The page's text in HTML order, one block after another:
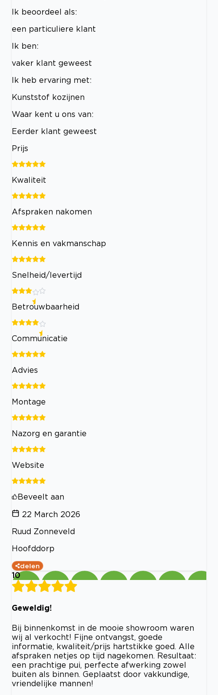
Ik beoordeel als:
een particuliere klant
Ik ben:
vaker klant geweest
Ik heb ervaring met:
Kunststof kozijnen
Waar kent u ons van:
Eerder klant geweest
Prijs
Kwaliteit
Afspraken nakomen
Kennis en vakmanschap
Snelheid/levertijd
Betrouwbaarheid
Communicatie
Advies
Montage
Nazorg en garantie
Website
Beveelt aan
22 March 2026
Ruud Zonneveld
Hoofddorp
delen
10
Geweldig!
Bij binnenkomst in de mooie showroom waren
wij al verkocht! Fijne ontvangst, goede
informatie, kwaliteit/prijs hartstikke goed. Alle
afspraken netjes op tijd nagekomen. Resultaat:
een prachtige pui, perfecte afwerking zowel
buiten als binnen. Geplaatst door vakkundige,
vriendelijke mannen!